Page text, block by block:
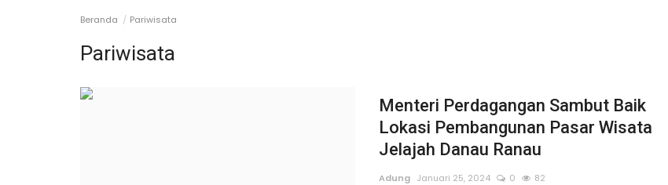
Beranda Pariwisata
Pariwisata
Menteri Perdagangan Sambut Baik
Lokasi Pembangunan Pasar Wisata
Jelajah Danau Ranau
Adung Januari 25, 2024 0 82